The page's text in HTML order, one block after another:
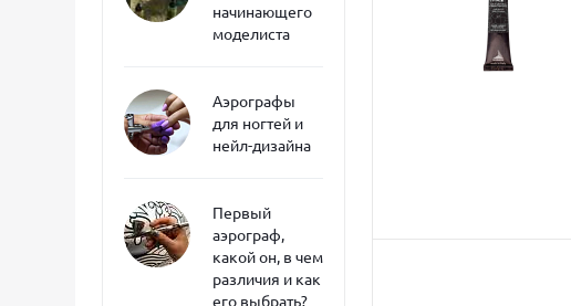
начинающего
моделиста
Аэрографы
для ногтей и
нейл-дизайна
Первый
аэрограф,
какой он, в чем
различия и как
его выбрать?